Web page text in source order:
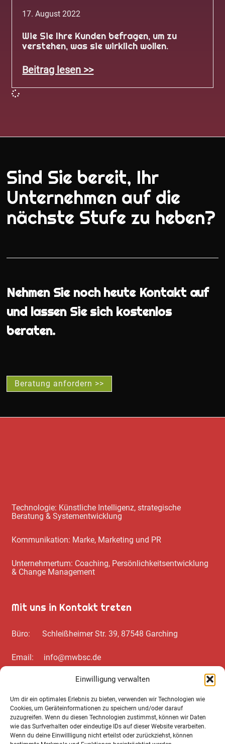
Einwilligung verwalten
Um dir ein optimales Erlebnis zu bieten, verwenden wir Technologien wie
Cookies, um Geräteinformationen zu speichern und/oder darauf
zuzugreifen. Wenn du diesen Technologien zustimmst, können wir Daten
wie das Surfverhalten oder eindeutige IDs auf dieser Website verarbeiten.
Wenn du deine Einwillligung nicht erteilst oder zurückziehst, können
17. August 2022
Wie Sie Ihre Kunden befragen, um zu
verstehen, was sie wirklich wollen.
Beitrag lesen >>
Sind Sie bereit, Ihr
Unternehmen auf die
nächste Stufe zu heben?
Nehmen Sie noch heute Kontakt auf
und lassen Sie sich kostenlos
beraten.
Beratung anfordern >>
Technologie: Künstliche Intelligenz, strategische
Beratung & Systementwicklung
Kommunikation: Marke, Marketing und PR
Unternehmertum: Coaching, Persönlichkeitsentwicklung
& Change Management
Mit uns in Kontakt treten
Büro: Schleißheimer Str. 39, 87548 Garching
Email: info@mwbsc.de
Telefon: +49 89 / 20 00 35 62
Wichtiges zum Schluss